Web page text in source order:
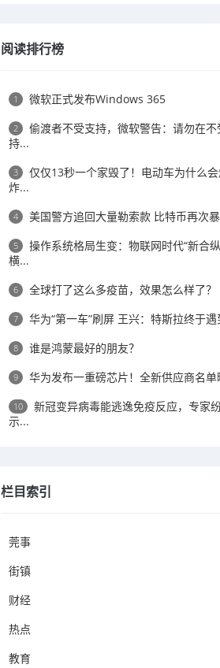
阅读排行榜
1 微软正式发布Windows 365
2
偷渡者不受支持，微软警告：请勿在不
持...
3
仅仅13秒一个家毁了！电动车为什么
炸...
4 美国警方追回大量勒索款 比特币再次
5
操作系统格局生变：物联网时代“新合
横...
6 全球打了这么多疫苗，效果怎么样了？
7 华为“第一车”刷屏 王兴：特斯拉终于遇
8 谁是鸿蒙最好的朋友？
9 华为发布一重磅芯片！全新供应商名单
10
新冠变异病毒能逃逸免疫反应，专家
示...
栏目索引
莞事
街镇
财经
热点
教育